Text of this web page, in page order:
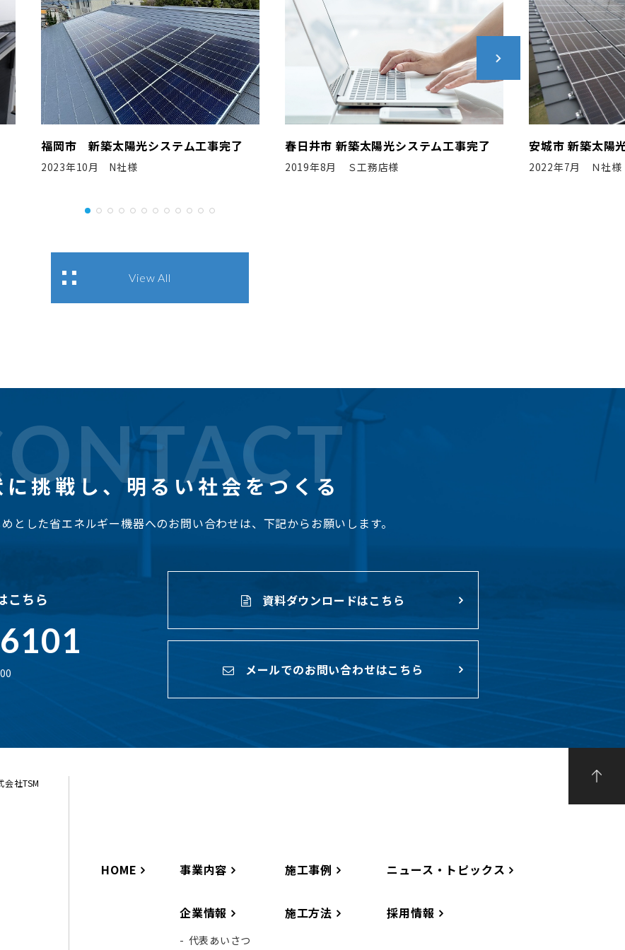
春日井市 新築太陽光システム工事完了
2019年8月 Ｓ工務店様
安城市 新築太陽光システム工事完了
2022年7月 Ｎ社様
名古屋市 新築
2020年8月 N社
View All
に挑戦し、明るい社会をつくる
とした省エネルギー機器へのお問い合わせは、下記からお願いします。
こちら 資料ダウンロードはこちら
メールでのお問い合わせはこちら
社TSM
HOME 事業内容
企業情報
代表あいさつ
施工事例
施工方法
ニュース・トピックス
採用情報